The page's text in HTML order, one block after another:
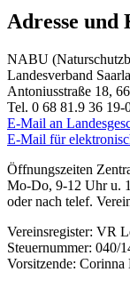
Adresse und
NABU
Landesverband
Antoniusstraße 18,
Tel. 0 68 81.9 36 19-
E-Mail an
E-Mail für
Öffnungszeiten
Mo-Do, 9-12 Uhr u.
oder nach telef.
Vereinsregister: VR
Steuernummer: 040/
Vorsitzende: Corinna